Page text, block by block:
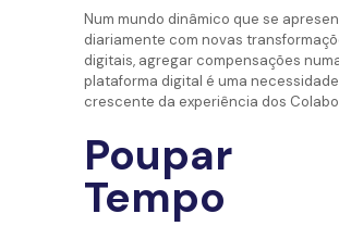
Num mundo dinâmico que se
diariamente com novas
digitais, agregar compensações
plataforma digital é uma necessidade
crescente da experiência dos
Poupar
Tempo